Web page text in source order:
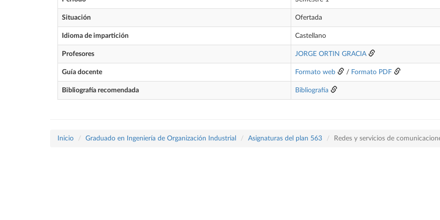
Situación Ofertada
Idioma de impartición Castellano
Profesores JORGE ORTIN GRACIA
Guía docente Formato web / Formato PDF
Bibliografía recomendada Bibliografía
Inicio Graduado en Ingeniería de Organización Industrial Asignaturas del plan 563 Redes y servicios de